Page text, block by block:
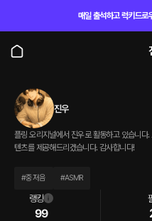
매일 출석하고 럭키드로
진우
플링 오리지널에서 진우로 활동하고 있습니
텐츠를 제공해드리겠습니다. 감사합니다!
#중저음 #ASMR
랭킹
99